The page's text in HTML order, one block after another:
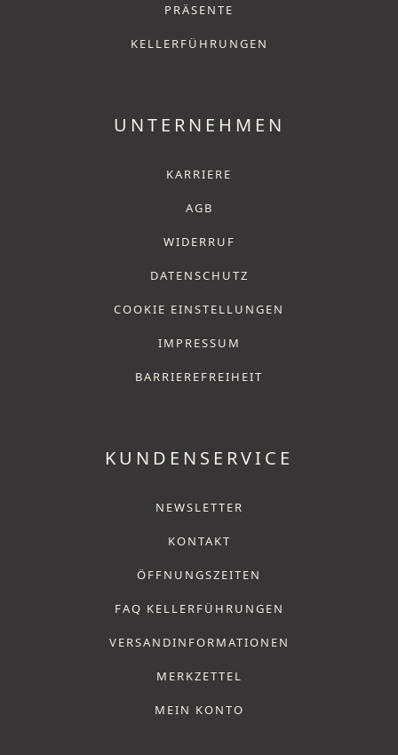
PRÄSENTE
KELLERFÜHRUNGEN
UNTERNEHMEN
KARRIERE
AGB
WIDERRUF
DATENSCHUTZ
COOKIE EINSTELLUNGEN
IMPRESSUM
BARRIEREFREIHEIT
KUNDENSERVICE
NEWSLETTER
KONTAKT
ÖFFNUNGSZEITEN
FAQ KELLERFÜHRUNGEN
VERSANDINFORMATIONEN
MERKZETTEL
MEIN KONTO